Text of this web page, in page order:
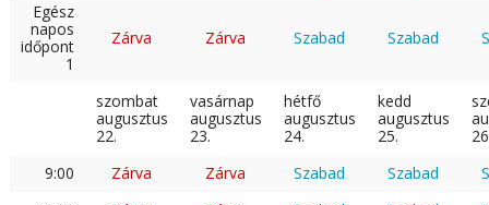
Egész
napos
időpont
1
Zárva Zárva Szabad Szabad
szombat
augusztus
22.
vasárnap
augusztus
23.
hétfő
augusztus
24.
kedd
augusztus
25.
9:00
Zárva Zárva Szabad Szabad